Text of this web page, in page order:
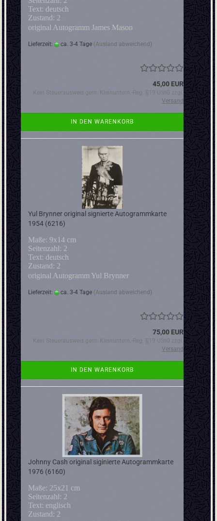
Text: deutsch
Zustand: 2
original Autogramm James Mason
Lieferzeit: ca. 3-4 Tage (Ausland abweichend)
45,00 EUR
Kein Steuerausweis gem. Kleinuntern.-Reg. §19 UStG zzgl.
Versand
IN DEN WARENKORB
Yul Brynner original signierte Autogrammkarte
1954 (6216)
Maße: 9x14 cm
Seitenzahl: 2
Text: deutsch
Zustand: 2
original Autogramm Yul Brynner
Lieferzeit: ca. 3-4 Tage (Ausland abweichend)
75,00 EUR
Kein Steuerausweis gem. Kleinuntern.-Reg. §19 UStG zzgl.
Versand
IN DEN WARENKORB
Johnny Cash original siginierte Autogrammkarte
1976 (6160)
Maße: 25x21 cm
Seitenzahl: 2
Text: englisch
Zustand: 2